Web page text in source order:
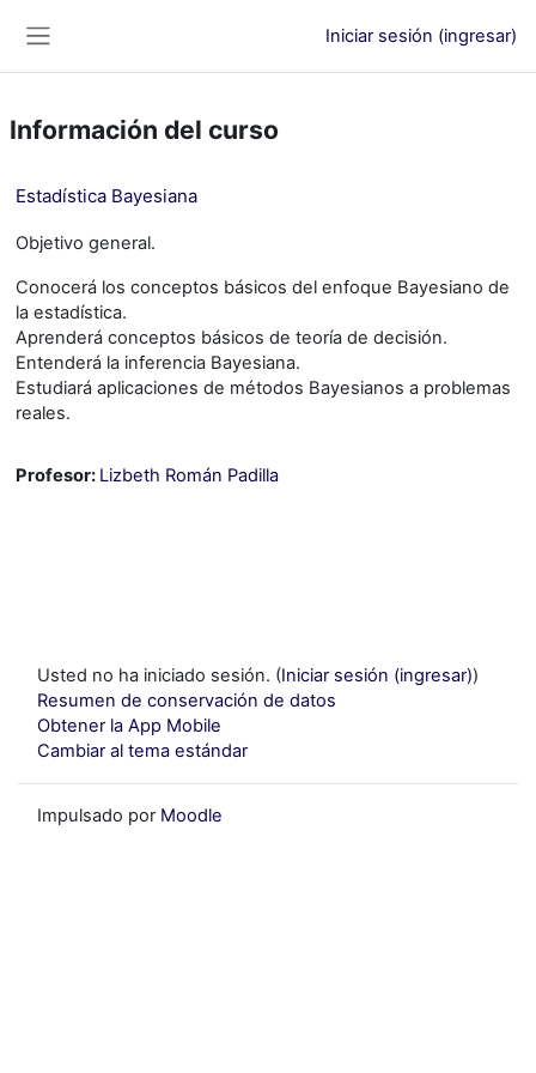
Iniciar sesión (ingresar)
Información del curso
Estadística Bayesiana
Objetivo general.
Conocerá los conceptos básicos del enfoque Bayesiano de
la estadística.
Aprenderá conceptos básicos de teoría de decisión.
Entenderá la inferencia Bayesiana.
Estudiará aplicaciones de métodos Bayesianos a problemas
reales.
Profesor: Lizbeth Román Padilla
Usted no ha iniciado sesión. (Iniciar sesión (ingresar))
Resumen de conservación de datos
Obtener la App Mobile
Cambiar al tema estándar
Impulsado por Moodle